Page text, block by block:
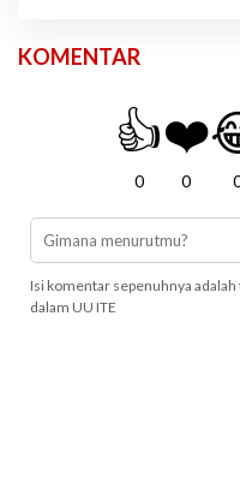
KOMENTAR
👍
0
❤️
0
Isi komentar sepenuhnya
dalam UU ITE